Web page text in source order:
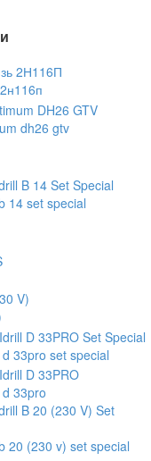
dh26 gtv
14 set special
33pro set special
33pro
20 (230 v) set special